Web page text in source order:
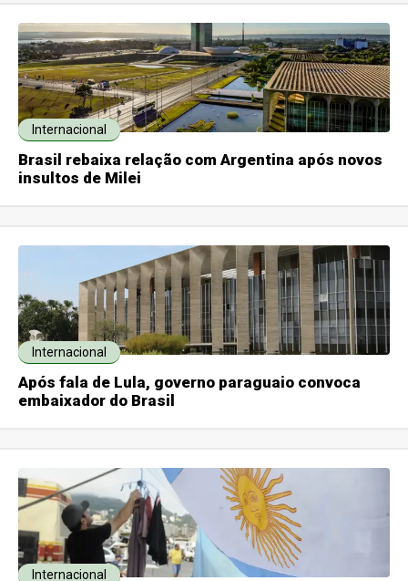
Internacional
Brasil rebaixa relação com Argentina após novos
insultos de Milei
Internacional
Após fala de Lula, governo paraguaio convoca
embaixador do Brasil
Internacional